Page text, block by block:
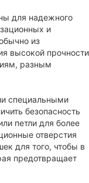
для надежного
и
из
высокой прочности
разным
специальными
безопасность
петли для более
отверстия
для того, чтобы в
предотвращает